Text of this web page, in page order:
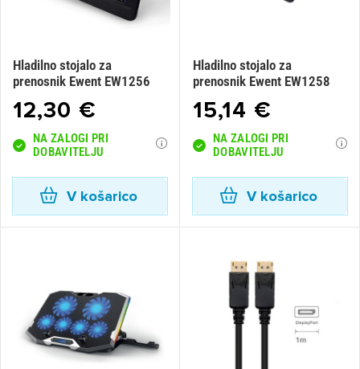
Hladilno stojalo za
prenosnik Ewent EW1256
12,30 €
NA ZALOGI PRI
DOBAVITELJU
V košarico
Hladilno stojalo za
prenosnik Ewent EW1258
15,14 €
NA ZALOGI PRI
DOBAVITELJU
V košarico